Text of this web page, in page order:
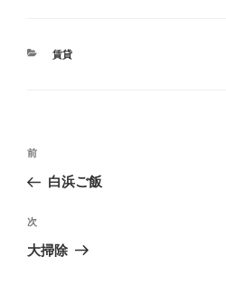
カ
賃貸
投
ナ
ビ
ゲ
前
の
稿
前
白浜ご飯
次
の
次
大掃除